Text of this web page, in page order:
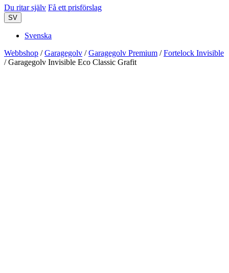
Du ritar själv Få ett prisförslag
SV
Svenska
Webbshop /Garagegolv /Garagegolv Premium /Fortelock Invisible
/ Garagegolv Invisible Eco Classic Grafit